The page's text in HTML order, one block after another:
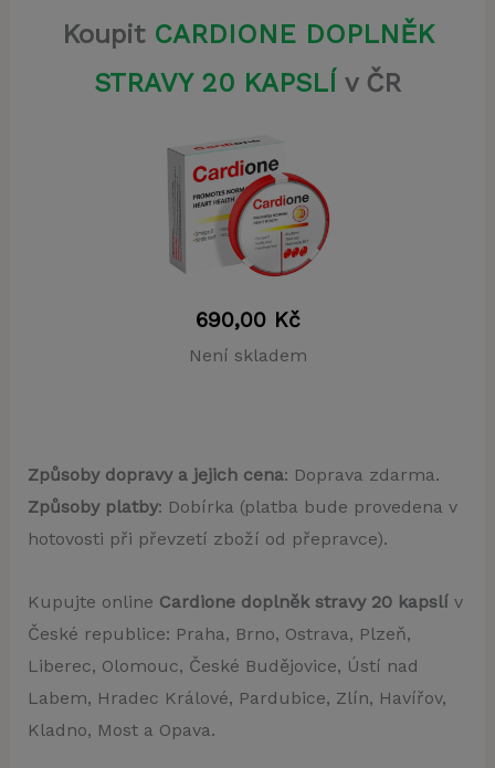
Koupit CARDIONE DOPLNĚK
STRAVY 20 KAPSLÍ v ČR
690,00 Kč
Není skladem
Způsoby dopravy a jejich cena: Doprava zdarma.
Způsoby platby: Dobírka (platba bude provedena v
hotovosti při převzetí zboží od přepravce).
Kupujte online Cardione doplněk stravy 20 kapslív
České republice: Praha, Brno, Ostrava, Plzeň,
Liberec, Olomouc, České Budějovice, Ústí nad
Labem, Hradec Králové, Pardubice, Zlín, Havířov,
Kladno, Most a Opava.